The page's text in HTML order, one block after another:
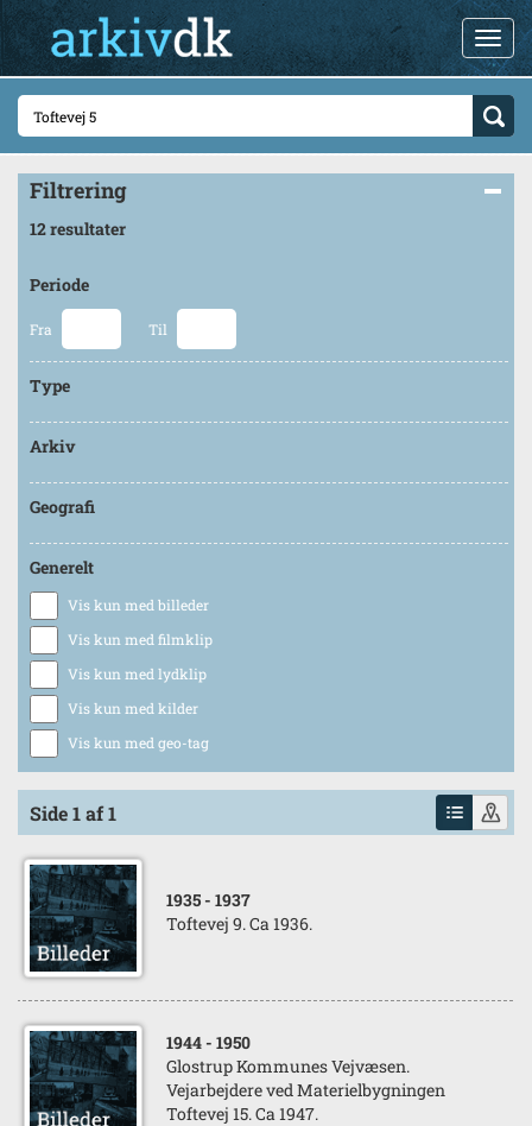
Filtrering
12 resultater
Periode
Fra Til
Type
Arkiv
Geografi
Generelt
Vis kun med billeder
Vis kun med filmklip
Vis kun med lydklip
Vis kun med kilder
Vis kun med geo-tag
Side 1 af 1
1935 - 1937
Toftevej 9. Ca 1936.
1944 - 1950
Glostrup Kommunes Vejvæsen.
Vejarbejdere ved Materielbygningen
Toftevej 15. Ca 1947.